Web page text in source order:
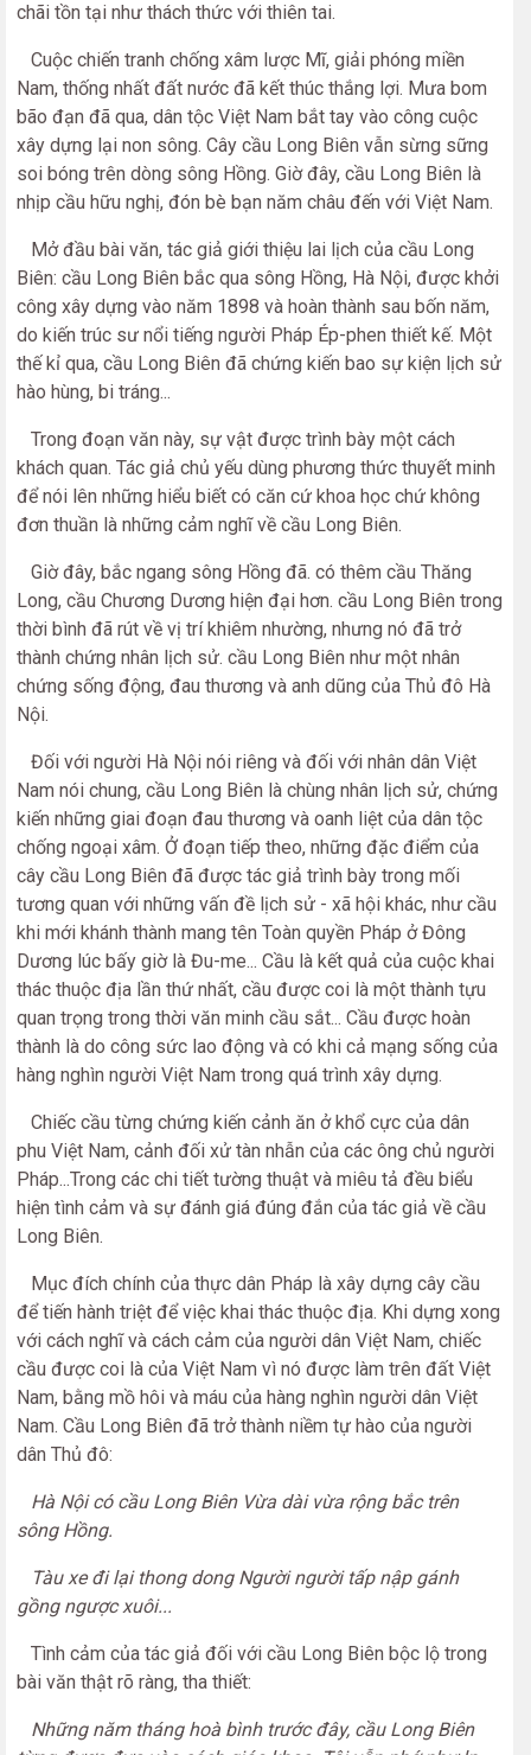
chãi tồn tại như thách thức với thiên tai.
Cuộc chiến tranh chống xâm lược Mĩ, giải phóng miền
Nam, thống nhất đất nước đã kết thúc thắng lợi. Mưa bom
bão đạn đã qua, dân tộc Việt Nam bắt tay vào công cuộc
xây dựng lại non sông. Cây cầu Long Biên vẫn sừng sững
soi bóng trên dòng sông Hồng. Giờ đây, cầu Long Biên là
nhịp cầu hữu nghị, đón bè bạn năm châu đến với Việt Nam.
Mở đầu bài văn, tác giả giới thiệu lai lịch của cầu Long
Biên: cầu Long Biên bắc qua sông Hồng, Hà Nội, được khởi
công xây dựng vào năm 1898 và hoàn thành sau bốn năm,
do kiến trúc sư nổi tiếng người Pháp Ép-phen thiết kế. Một
thế kỉ qua, cầu Long Biên đã chứng kiến bao sự kiện lịch sử
hào hùng, bi tráng...
Trong đoạn văn này, sự vật được trình bày một cách
khách quan. Tác giả chủ yếu dùng phương thức thuyết minh
để nói lên những hiểu biết có căn cứ khoa học chứ không
đơn thuần là những cảm nghĩ về cầu Long Biên.
Giờ đây, bắc ngang sông Hồng đã. có thêm cầu Thăng
Long, cầu Chương Dương hiện đại hơn. cầu Long Biên trong
thời bình đã rút về vị trí khiêm nhường, nhưng nó đã trở
thành chứng nhân lịch sử. cầu Long Biên như một nhân
chứng sống động, đau thương và anh dũng của Thủ đô Hà
Nội.
Đối với người Hà Nội nói riêng và đối với nhân dân Việt
Nam nói chung, cầu Long Biên là chùng nhân lịch sử, chứng
kiến những giai đoạn đau thương và oanh liệt của dân tộc
chống ngoại xâm. Ở đoạn tiếp theo, những đặc điểm của
cây cầu Long Biên đã được tác giả trình bày trong mối
tương quan với những vấn đề lịch sử - xã hội khác, như cầu
khi mới khánh thành mang tên Toàn quyền Pháp ở Đông
Dương lúc bấy giờ là Đu-me... Cầu là kết quả của cuộc khai
thác thuộc địa lần thứ nhất, cầu được coi là một thành tựu
quan trọng trong thời văn minh cầu sắt... Cầu được hoàn
thành là do công sức lao động và có khi cả mạng sống của
hàng nghìn người Việt Nam trong quá trình xây dựng.
Chiếc cầu từng chứng kiến cảnh ăn ở khổ cực của dân
phu Việt Nam, cảnh đối xử tàn nhẫn của các ông chủ người
Pháp...Trong các chi tiết tường thuật và miêu tả đều biểu
hiện tình cảm và sự đánh giá đúng đắn của tác giả về cầu
Long Biên.
Mục đích chính của thực dân Pháp là xây dựng cây cầu
để tiến hành triệt để việc khai thác thuộc địa. Khi dựng xong
với cách nghĩ và cách cảm của người dân Việt Nam, chiếc
cầu được coi là của Việt Nam vì nó được làm trên đất Việt
Nam, bằng mồ hôi và máu của hàng nghìn người dân Việt
Nam. Cầu Long Biên đã trở thành niềm tự hào của người
dân Thủ đô:
Hà Nội có cầu Long Biên Vừa dài vừa rộng bắc trên
sông Hồng.
Tàu xe đi lại thong dong Người người tấp nập gánh
gồng ngược xuôi...
Tình cảm của tác giả đối với cầu Long Biên bộc lộ trong
bài văn thật rõ ràng, tha thiết:
Những năm tháng hoà bình trước đây, cầu Long Biên